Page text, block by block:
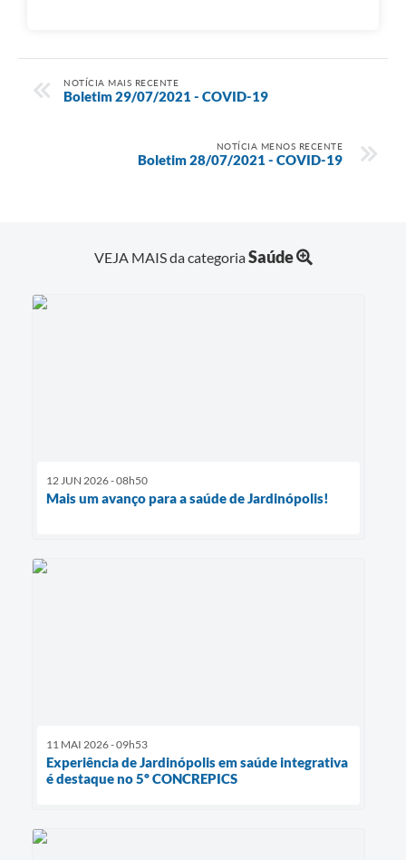
NOTÍCIA MAIS RECENTE
Boletim 29/07/2021 - COVID-19
NOTÍCIA MENOS RECENTE
Boletim 28/07/2021 - COVID-19
VEJA MAIS da categoriaSaúde
12 JUN 2026 - 08h50
Mais um avanço para a saúde de Jardinópolis!
11 MAI 2026 - 09h53
Experiência de Jardinópolis em saúde integrativa
é destaque no 5º CONCREPICS